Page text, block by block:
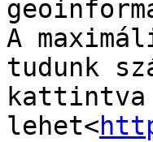
A
tudunk
kattintva
lehet<